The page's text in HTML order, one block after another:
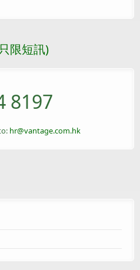
限短訊)
8197
hr@vantage.com.hk